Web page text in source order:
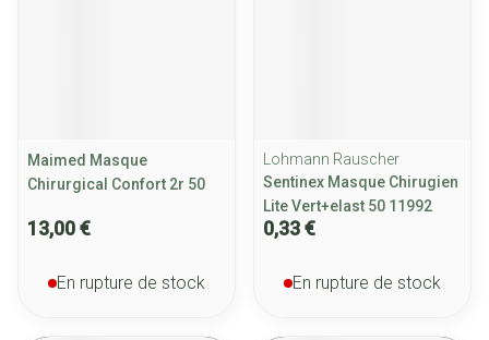
Maimed Masque
Chirurgical Confort 2r 50
13,00 €
En rupture de stock
Lohmann Rauscher
Sentinex Masque Chirugien
Lite Vert+elast 50 11992
0,33 €
En rupture de stock